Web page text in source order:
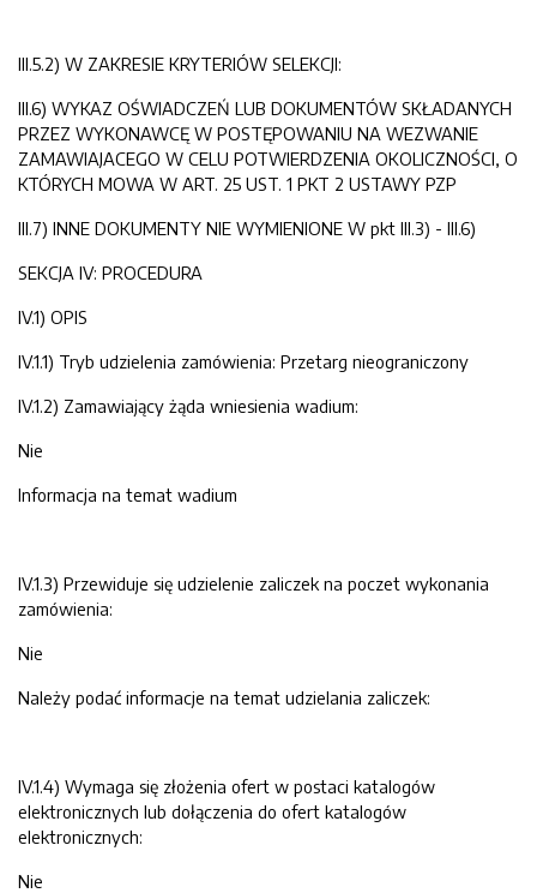
III.5.2) W ZAKRESIE KRYTERIÓW SELEKCJI:
III.6) WYKAZ OŚWIADCZEŃ LUB DOKUMENTÓW SKŁADANYCH
PRZEZ WYKONAWCĘ W POSTĘPOWANIU NA WEZWANIE
ZAMAWIAJACEGO W CELU POTWIERDZENIA OKOLICZNOŚCI, O
KTÓRYCH MOWA W ART. 25 UST. 1 PKT 2 USTAWY PZP
III.7) INNE DOKUMENTY NIE WYMIENIONE W pkt III.3) - III.6)
SEKCJA IV: PROCEDURA
IV.1) OPIS
IV.1.1) Tryb udzielenia zamówienia: Przetarg nieograniczony
IV.1.2) Zamawiający żąda wniesienia wadium:
Nie
Informacja na temat wadium
IV.1.3) Przewiduje się udzielenie zaliczek na poczet wykonania
zamówienia:
Nie
Należy podać informacje na temat udzielania zaliczek:
IV.1.4) Wymaga się złożenia ofert w postaci katalogów
elektronicznych lub dołączenia do ofert katalogów
elektronicznych:
Nie